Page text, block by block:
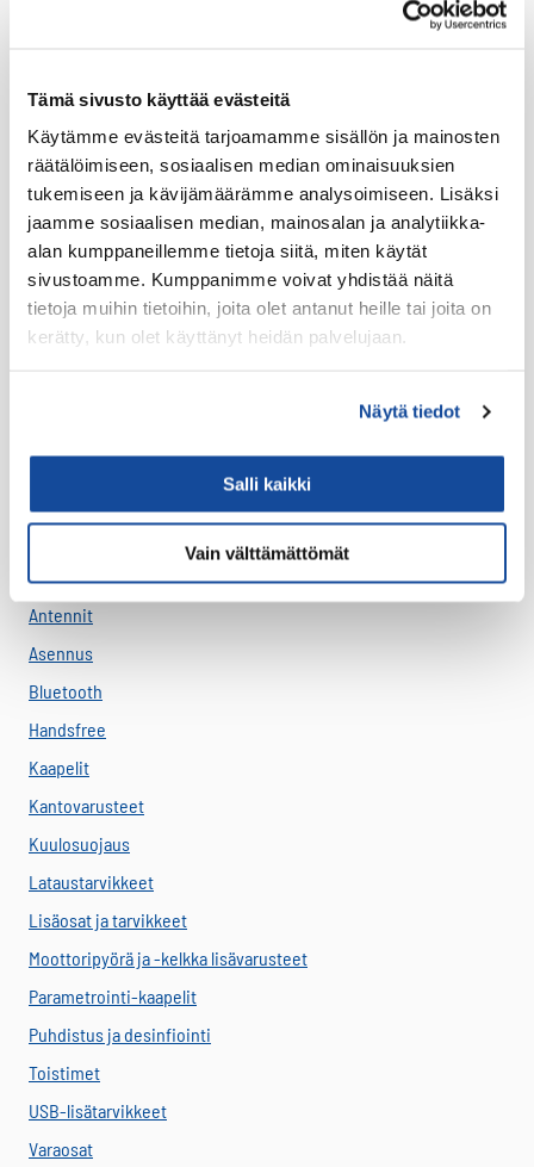
Tämä sivusto käyttää evästeitä
Käytämme evästeitä tarjoamamme sisällön ja mainosten
räätälöimiseen, sosiaalisen median ominaisuuksien
tukemiseen ja kävijämäärämme analysoimiseen. Lisäksi
jaamme sosiaalisen median, mainosalan ja analytiikka-
alan kumppaneillemme tietoja siitä, miten käytät
sivustoamme. Kumppanimme voivat yhdistää näitä
tietoja muihin tietoihin, joita olet antanut heille tai joita on
kerätty, kun olet käyttänyt heidän palvelujaan.
Näytä tiedot
Salli kaikki
Vain välttämättömät
Lisäosat ja tarvikkeet
LTE Reitittimet
USB-C Johdot
USB-C lisälaitteet
Ryhmävideopalvelu
Suojakuoret
Varaosat
VIRVE -päätelaitteet
Antennikaapelit
Antennit
Asennus
Bluetooth
Handsfree
Kaapelit
Kantovarusteet
Kuulosuojaus
Lataustarvikkeet
Lisäosat ja tarvikkeet
Moottoripyörä ja -kelkka lisävarusteet
Parametrointi-kaapelit
Puhdistus ja desinfiointi
Toistimet
USB-lisätarvikkeet
Varaosat